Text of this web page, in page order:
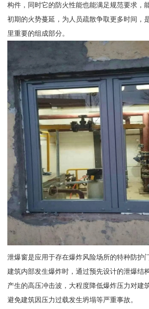
构件，同时它的防火性能也能满足规范要求，
初期的火势蔓延，为人员疏散争取更多时间，
里重要的组成部分。
泄爆窗是应用于存在爆炸风险场所的特种防护
建筑内部发生爆炸时，通过预先设计的泄爆结
产生的高压冲击波，大程度降低爆炸压力对建
避免建筑因压力过载发生坍塌等严重事故。